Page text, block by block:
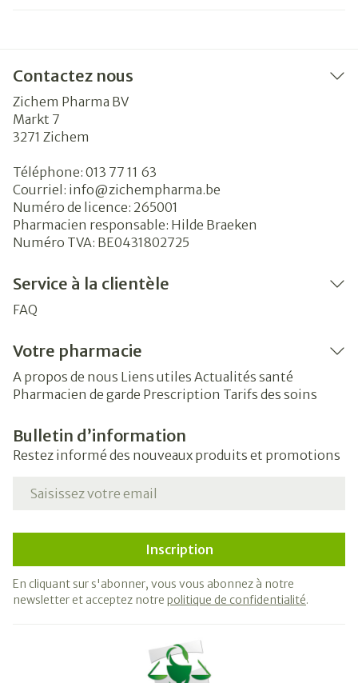
Contactez nous
Zichem Pharma BV
Markt 7
3271 Zichem
Téléphone: 013 77 11 63
Courriel: info@zichempharma.be
Numéro de licence: 265001
Pharmacien responsable: Hilde Braeken
Numéro TVA: BE0431802725
Service à la clientèle
FAQ
Votre pharmacie
A propos de nous Liens utiles Actualités santé
Pharmacien de garde Prescription Tarifs des soins
Bulletin d’information
Restez informé des nouveaux produits et promotions
Adresse mail
Inscription
En cliquant sur s'abonner, vous vous abonnez à notre
newsletter et acceptez notre politique de confidentialité.